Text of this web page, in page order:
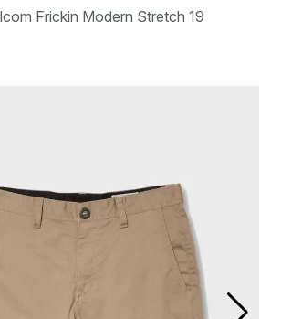
Frickin Modern Stretch 19